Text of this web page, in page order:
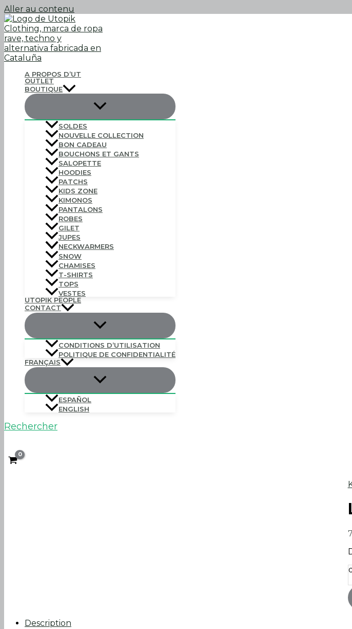
Aller au contenu
A PROPOS D’UT
OUTLET
BOUTIQUE
SOLDES
NOUVELLE COLLECTION
BON CADEAU
BOUCHONS ET GANTS
SALOPETTE
HOODIES
PATCHS
KIDS ZONE
KIMONOS
PANTALONS
ROBES
GILET
JUPES
NECKWARMERS
SNOW
CHAMISES
T-SHIRTS
TOPS
VESTES
UTOPIK PEOPLE
CONTACT
CONDITIONS D’UTILISATION
POLITIQUE DE CONFIDENTIALITÉ
FRANÇAIS
ESPAÑOL
ENGLISH
Rechercher
Description